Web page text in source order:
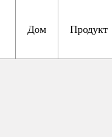
Дом Продукт